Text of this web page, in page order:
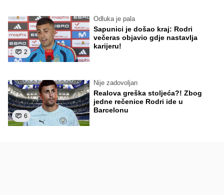
2
Odluka je pala
Sapunici je došao kraj: Rodri
večeras objavio gdje nastavlja
karijeru!
6
Nije zadovoljan
Realova greška stoljeća?! Zbog
jedne rečenice Rodri ide u
Barcelonu